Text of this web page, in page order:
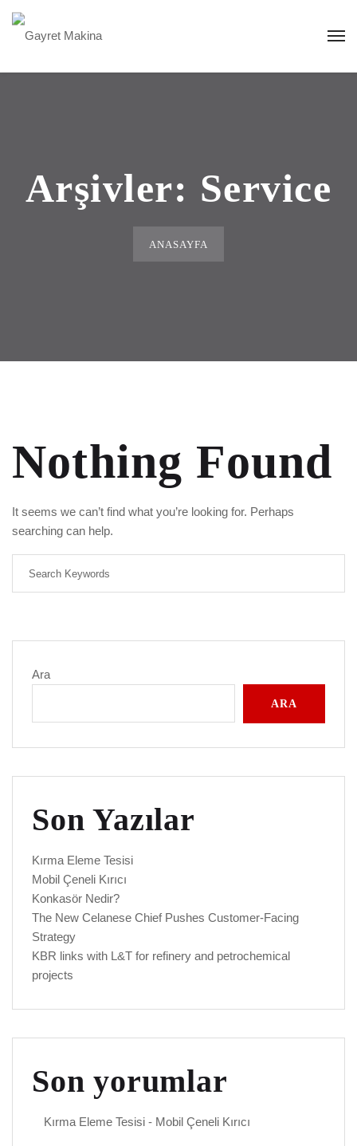
Arşivler: Service
ANASAYFA
Nothing Found
It seems we can’t find what you’re looking for. Perhaps
searching can help.
Ara
ARA
Son Yazılar
Kırma Eleme Tesisi
Mobil Çeneli Kırıcı
Konkasör Nedir?
The New Celanese Chief Pushes Customer-Facing
Strategy
KBR links with L&T for refinery and petrochemical
projects
Son yorumlar
Kırma Eleme Tesisi - Mobil Çeneli Kırıcı